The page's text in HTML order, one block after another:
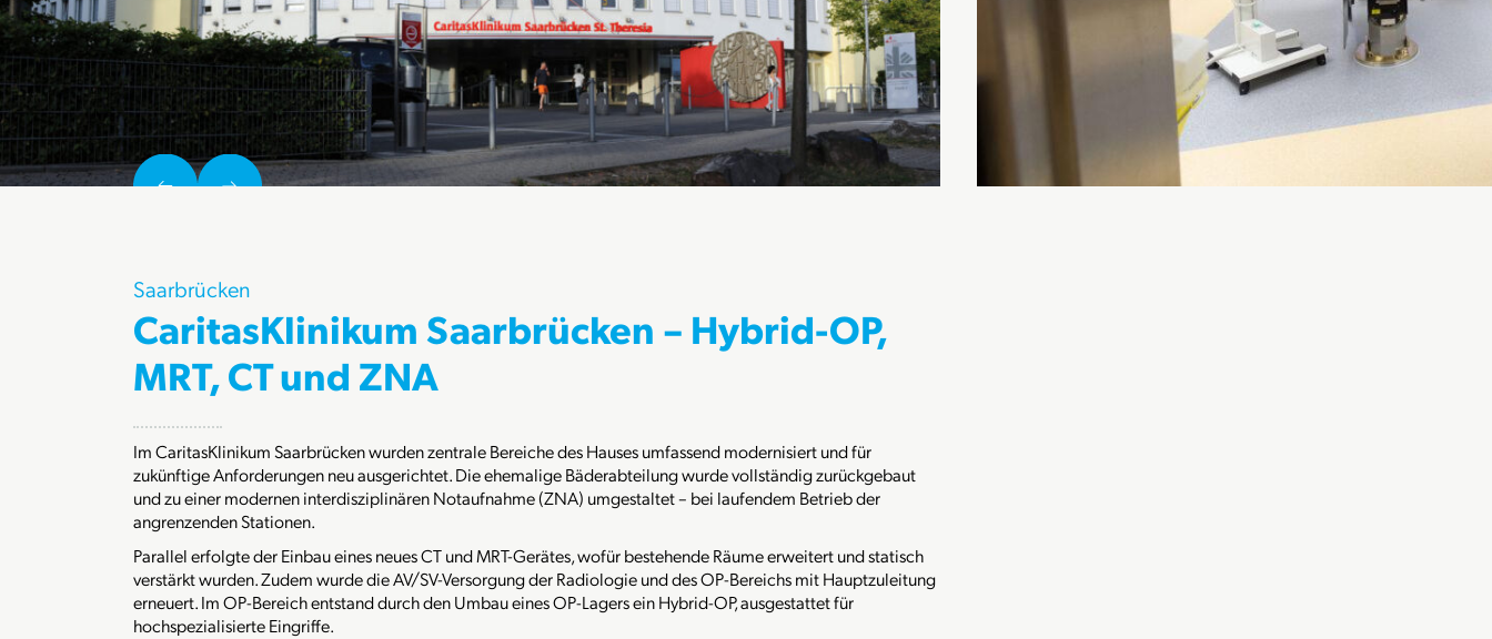
Saarbrücken
CaritasKlinikum Saarbrücken – Hybrid-OP,
MRT, CT und ZNA
Im CaritasKlinikum Saarbrücken wurden zentrale Bereiche des Hauses umfassend modernisiert und für
zukünftige Anforderungen neu ausgerichtet. Die ehemalige Bäderabteilung wurde vollständig zurückgebaut
und zu einer modernen interdisziplinären Notaufnahme (ZNA) umgestaltet – bei laufendem Betrieb der
angrenzenden Stationen.
Parallel erfolgte der Einbau eines neues CT und MRT-Gerätes, wofür bestehende Räume erweitert und statisch
verstärkt wurden. Zudem wurde die AV/SV-Versorgung der Radiologie und des OP-Bereichs mit Hauptzuleitung
erneuert. Im OP-Bereich entstand durch den Umbau eines OP-Lagers ein Hybrid-OP, ausgestattet für
hochspezialisierte Eingriffe.